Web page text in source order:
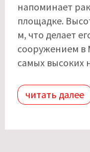
напоминает
площадке.
м, что делает
сооружением в
самых высоких
читать далее